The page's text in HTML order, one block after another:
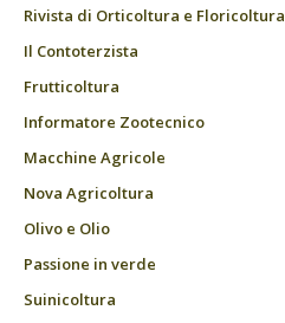
Rivista di Orticoltura e Floricoltura
Il Contoterzista
Frutticoltura
Informatore Zootecnico
Macchine Agricole
Nova Agricoltura
Olivo e Olio
Passione in verde
Suinicoltura